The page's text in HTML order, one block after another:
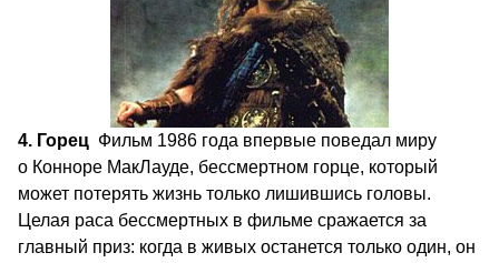
4. Горец Фильм 1986 года впервые поведал миру
о Конноре МакЛауде, бессмертном горце, который
может потерять жизнь только лишившись головы.
Целая раса бессмертных в фильме сражается за
главный приз: когда в живых останется только один, он